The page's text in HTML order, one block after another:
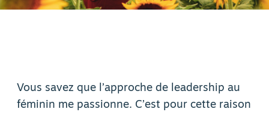
Vous savez que l’approche de leadership au
féminin me passionne. C’est pour cette raison